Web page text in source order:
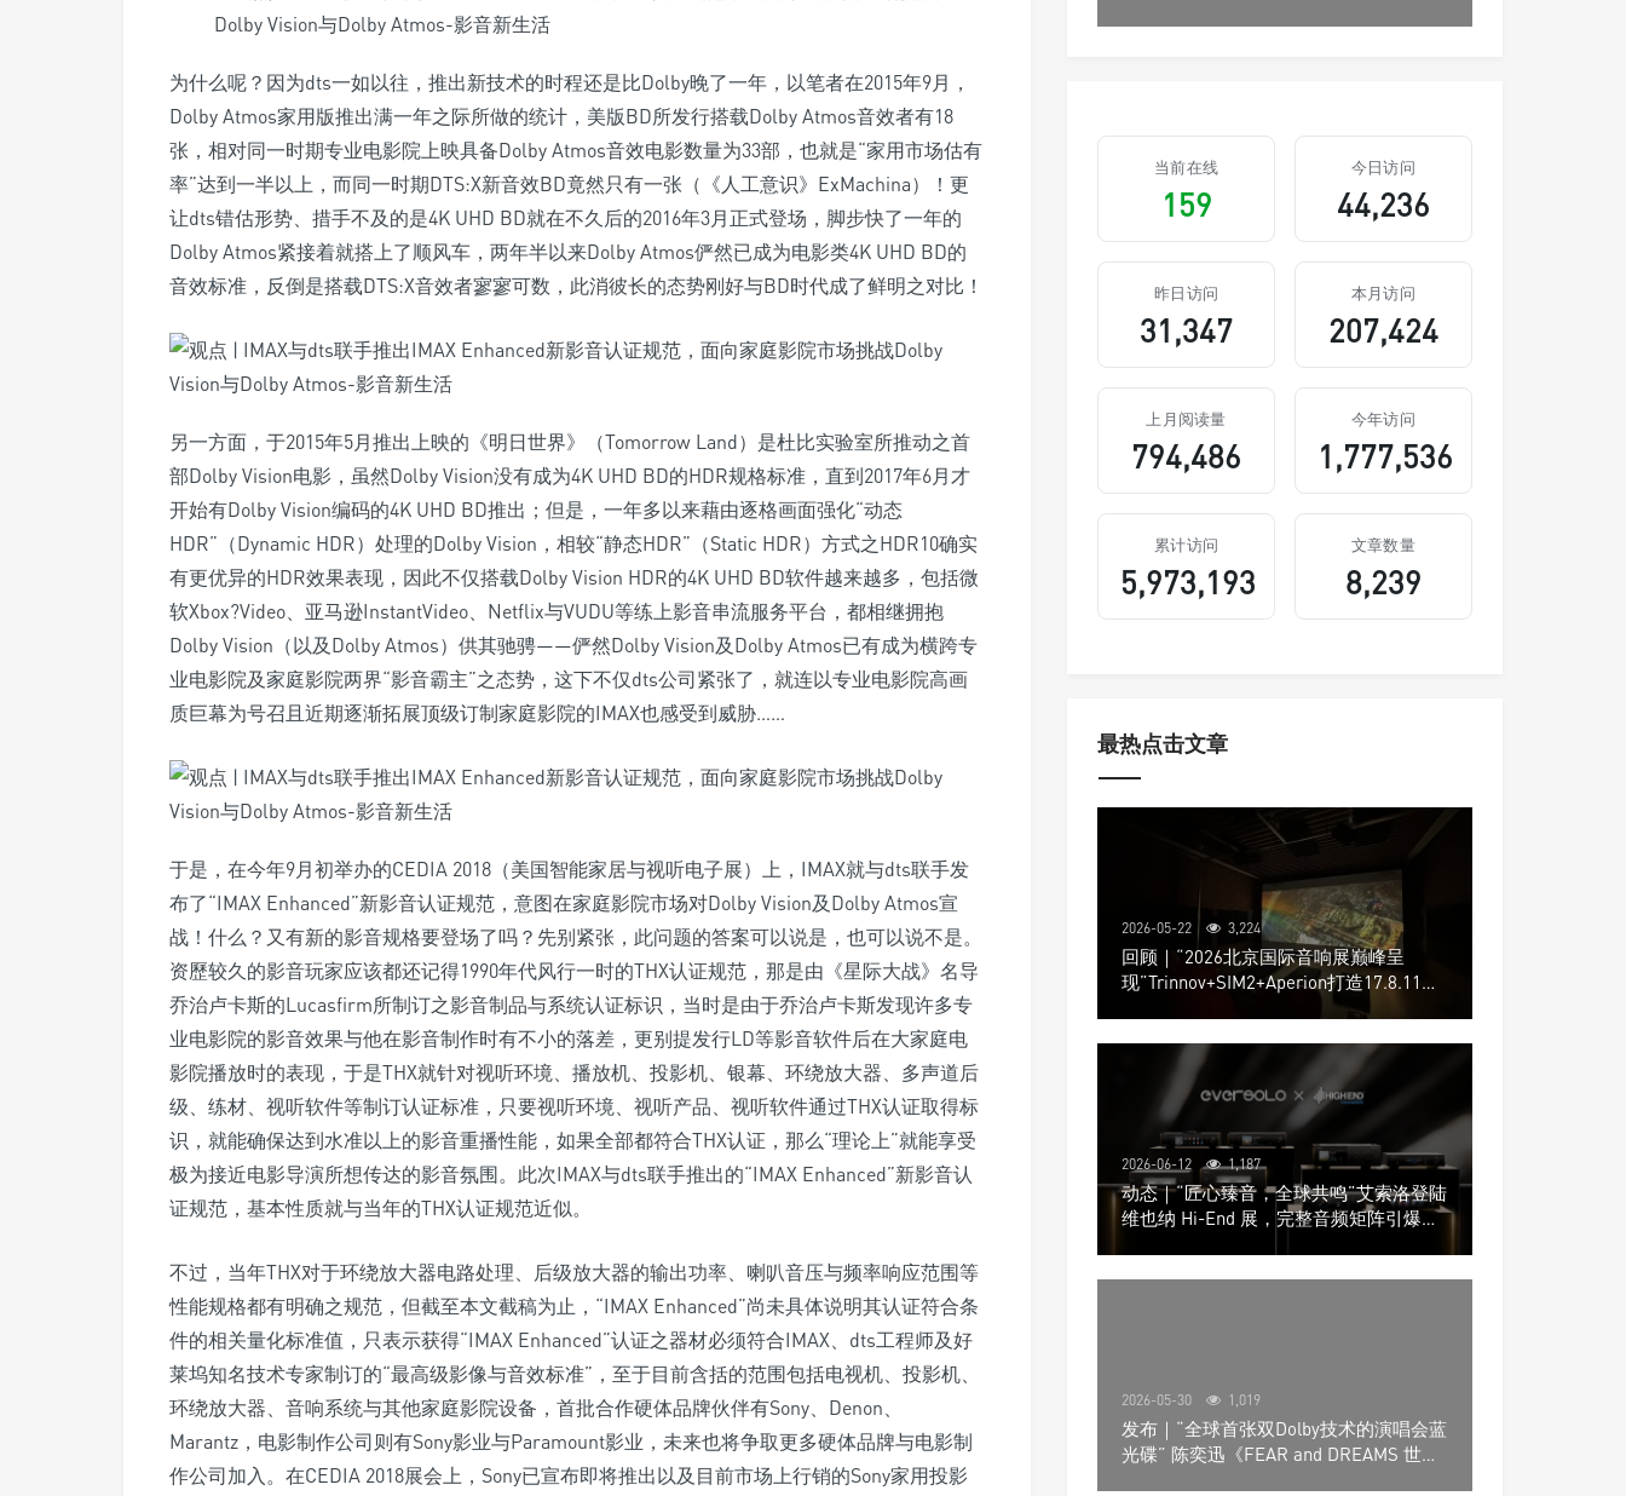
为什么呢？因为dts一如以往，推出新技术的时程还是比Dolby晚了一年，以笔者在2015年9月，
Dolby Atmos家用版推出满一年之际所做的统计，美版BD所发行搭载Dolby Atmos音效者有18
张，相对同一时期专业电影院上映具备Dolby Atmos音效电影数量为33部，也就是“家用市场估有
率”达到一半以上，而同一时期DTS:X新音效BD竟然只有一张（《人工意识》ExMachina）！更
让dts错估形势、措手不及的是4K UHD BD就在不久后的2016年3月正式登场，脚步快了一年的
Dolby Atmos紧接着就搭上了顺风车，两年半以来Dolby Atmos俨然已成为电影类4K UHD BD的
音效标准，反倒是搭载DTS:X音效者寥寥可数，此消彼长的态势刚好与BD时代成了鲜明之对比！
另一方面，于2015年5月推出上映的《明日世界》（Tomorrow Land）是杜比实验室所推动之首
部Dolby Vision电影，虽然Dolby Vision没有成为4K UHD BD的HDR规格标准，直到2017年6月才
开始有Dolby Vision编码的4K UHD BD推出；但是，一年多以来藉由逐格画面强化“动态
HDR”（Dynamic HDR）处理的Dolby Vision，相较“静态HDR”（Static HDR）方式之HDR10确实
有更优异的HDR效果表现，因此不仅搭载Dolby Vision HDR的4K UHD BD软件越来越多，包括微
软Xbox?Video、亚马逊InstantVideo、Netflix与VUDU等练上影音串流服务平台，都相继拥抱
Dolby Vision（以及Dolby Atmos）供其驰骋——俨然Dolby Vision及Dolby Atmos已有成为横跨专
业电影院及家庭影院两界“影音霸主”之态势，这下不仅dts公司紧张了，就连以专业电影院高画
质巨幕为号召且近期逐渐拓展顶级订制家庭影院的IMAX也感受到威胁……
于是，在今年9月初举办的CEDIA 2018（美国智能家居与视听电子展）上，IMAX就与dts联手发
布了“IMAX Enhanced”新影音认证规范，意图在家庭影院市场对Dolby Vision及Dolby Atmos宣
战！什么？又有新的影音规格要登场了吗？先别紧张，此问题的答案可以说是，也可以说不是。
资歷较久的影音玩家应该都还记得1990年代风行一时的THX认证规范，那是由《星际大战》名导
乔治卢卡斯的Lucasfirm所制订之影音制品与系统认证标识，当时是由于乔治卢卡斯发现许多专
业电影院的影音效果与他在影音制作时有不小的落差，更别提发行LD等影音软件后在大家庭电
影院播放时的表现，于是THX就针对视听环境、播放机、投影机、银幕、环绕放大器、多声道后
级、练材、视听软件等制订认证标准，只要视听环境、视听产品、视听软件通过THX认证取得标
识，就能确保达到水准以上的影音重播性能，如果全部都符合THX认证，那么“理论上”就能享受
极为接近电影导演所想传达的影音氛围。此次IMAX与dts联手推出的“IMAX Enhanced”新影音认
证规范，基本性质就与当年的THX认证规范近似。
不过，当年THX对于环绕放大器电路处理、后级放大器的输出功率、喇叭音压与频率响应范围等
性能规格都有明确之规范，但截至本文截稿为止，“IMAX Enhanced”尚未具体说明其认证符合条
件的相关量化标准值，只表示获得“IMAX Enhanced”认证之器材必须符合IMAX、dts工程师及好
莱坞知名技术专家制订的“最高级影像与音效标准”，至于目前含括的范围包括电视机、投影机、
环绕放大器、音响系统与其他家庭影院设备，首批合作硬体品牌伙伴有Sony、Denon、
Marantz，电影制作公司则有Sony影业与Paramount影业，未来也将争取更多硬体品牌与电影制
作公司加入。在CEDIA 2018展会上，Sony已宣布即将推出以及目前市场上行销的Sony家用投影
当前在线
159
今日访问
44,236
昨日访问
31,347
本月访问
207,424
上月阅读量
794,486
今年访问
1,777,536
累计访问
5,973,193
文章数量
8,239
最热点击文章
2026-05-22 3,224
回顾｜“2026北京国际音响展巅峰呈
现”Trinnov+SIM2+Aperion打造17.8.11声
2026-06-12 1,187
动态｜“匠心臻音，全球共鸣”艾索洛登陆
维也纳 Hi-End 展，完整音频矩阵引爆关
2026-05-30 1,019
发布｜“全球首张双Dolby技术的演唱会蓝
光碟” 陈奕迅《FEAR and DREAMS 世界